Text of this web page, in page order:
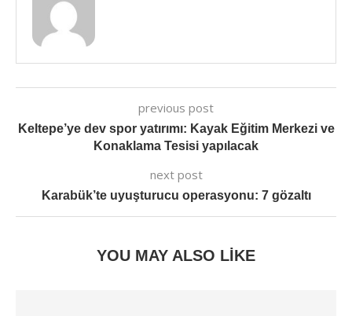
previous post
Keltepe’ye dev spor yatırımı: Kayak Eğitim Merkezi ve
Konaklama Tesisi yapılacak
next post
Karabük’te uyuşturucu operasyonu: 7 gözaltı
YOU MAY ALSO LIKE